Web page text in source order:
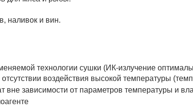
наливок и вин.
технологии сушки (ИК-излучение
воздействия высокой температуры
вне зависимости от параметров температуры и